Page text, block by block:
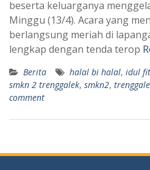
beserta keluarganya
Minggu (13/4). Acara yang
berlangsung meriah di
lengkap dengan tenda terop
Berita halal bi halal, idul
smkn 2 trenggalek, smkn2,
comment